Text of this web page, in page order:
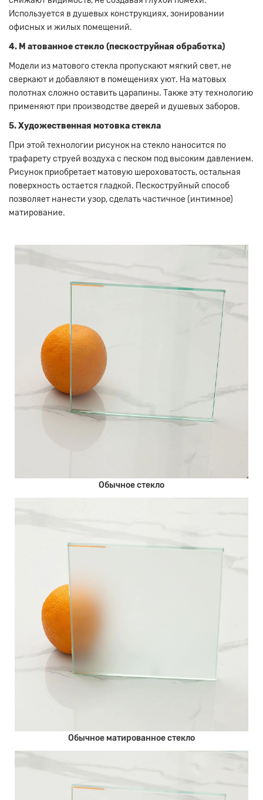
Используется в душевых конструкциях, зонировании
офисных и жилых помещений.
4. М атованное стекло (пескоструйная обработка)
Модели из матового стекла пропускают мягкий свет, не
сверкают и добавляют в помещениях уют. На матовых
полотнах сложно оставить царапины. Также эту технологию
применяют при производстве дверей и душевых заборов.
5. Художественная мотовкастекла
При этой технологии рисунок на стекло наносится по
трафарету струей воздуха с песком под высоким давлением.
Рисунок приобретает матовую шероховатость, остальная
поверхность остается гладкой. Пескоструйный способ
позволяет нанести узор, сделать частичное (интимное)
матирование.
Обычное стекло
Обычное матированное стекло